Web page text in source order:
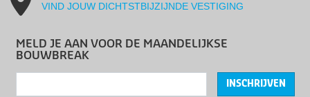
VIND JOUW DICHTSTBIJZIJNDE VESTIGING
MELD JE AAN VOOR DE MAANDELIJKSE
BOUWBREAK
INSCHRIJVEN